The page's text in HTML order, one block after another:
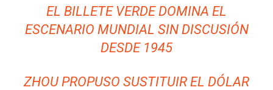
EL BILLETE VERDE DOMINA EL
ESCENARIO MUNDIAL SIN DISCUSIÓN
DESDE 1945
ZHOU PROPUSO SUSTITUIR EL DÓLAR